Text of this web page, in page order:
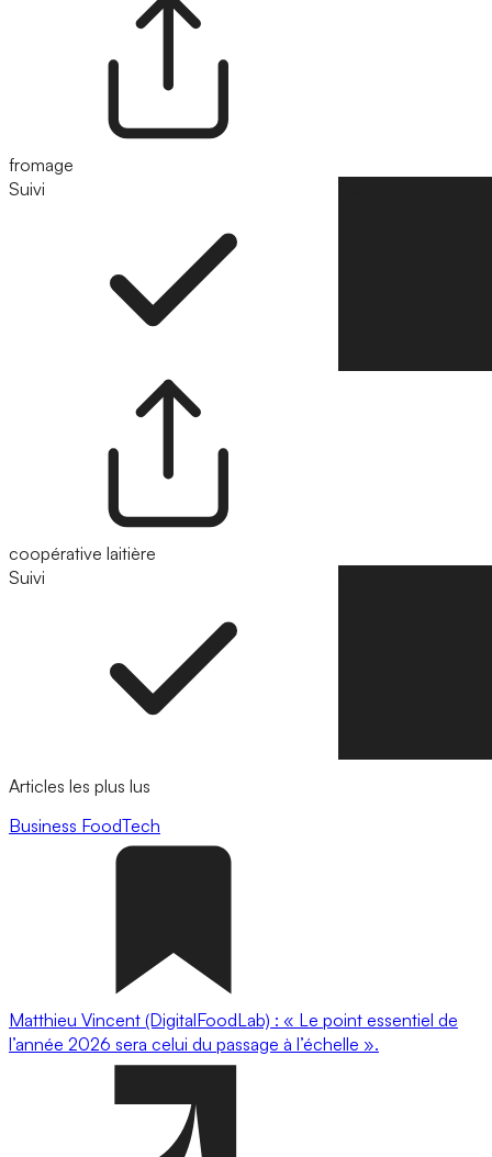
fromage
Suivi
coopérative laitière
Suivi
Articles les plus lus
Business FoodTech
Matthieu Vincent (DigitalFoodLab) : « Le point essentiel de
l’année 2026 sera celui du passage à l’échelle ».